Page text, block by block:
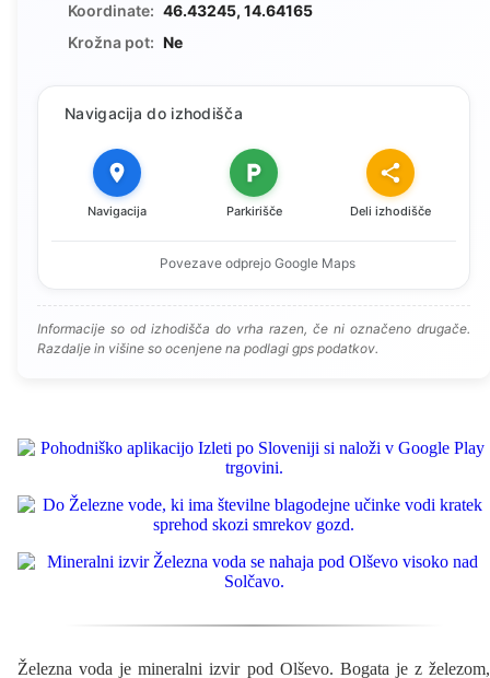
Koordinate: 46.43245, 14.64165
Krožna pot: Ne
Navigacija do izhodišča
Navigacija Parkirišče Deli izhodišče
Povezave odprejo Google Maps
Informacije so od izhodišča do vrha razen, če ni označeno drugače.
Razdalje in višine so ocenjene na podlagi gps podatkov.
Železna voda je mineralni izvir pod Olševo. Bogata je z železom,